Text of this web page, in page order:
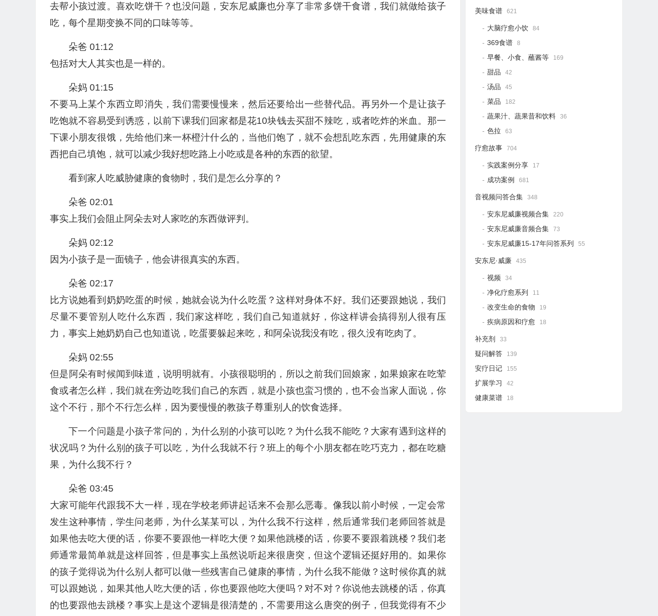
去帮小孩过渡。喜欢吃饼干？也没问题，安东尼威廉也分享了非常多饼干食谱，我们就做给孩子
吃，每个星期变换不同的口味等等。
朵爸 01:12
包括对大人其实也是一样的。
朵妈 01:15
不要马上某个东西立即消失，我们需要慢慢来，然后还要给出一些替代品。再另外一个是让孩子
吃饱就不容易受到诱惑，以前下课我们回家都是花10块钱去买甜不辣吃，或者吃炸的米血。那一
下课小朋友很饿，先给他们来一杯橙汁什么的，当他们饱了，就不会想乱吃东西，先用健康的东
西把自己填饱，就可以减少我好想吃路上小吃或是各种的东西的欲望。
看到家人吃威胁健康的食物时，我们是怎么分享的？
朵爸 02:01
事实上我们会阻止阿朵去对人家吃的东西做评判。
朵妈 02:12
因为小孩子是一面镜子，他会讲很真实的东西。
朵爸 02:17
比方说她看到奶奶吃蛋的时候，她就会说为什么吃蛋？这样对身体不好。我们还要跟她说，我们
尽量不要管别人吃什么东西，我们家这样吃，我们自己知道就好，你这样讲会搞得别人很有压
力，事实上她奶奶自己也知道说，吃蛋要躲起来吃，和阿朵说我没有吃，很久没有吃肉了。
朵妈 02:55
但是阿朵有时候闻到味道，说明明就有。小孩很聪明的，所以之前我们回娘家，如果娘家在吃荤
食或者怎么样，我们就在旁边吃我们自己的东西，就是小孩也蛮习惯的，也不会当家人面说，你
这个不行，那个不行怎么样，因为要慢慢的教孩子尊重别人的饮食选择。
下一个问题是小孩子常问的，为什么别的小孩可以吃？为什么我不能吃？大家有遇到这样的
状况吗？为什么别的孩子可以吃，为什么我就不行？班上的每个小朋友都在吃巧克力，都在吃糖
果，为什么我不行？
朵爸 03:45
大家可能年代跟我不大一样，现在学校老师讲起话来不会那么恶毒。像我以前小时候，一定会常
发生这种事情，学生问老师，为什么某某可以，为什么我不行这样，然后通常我们老师回答就是
如果他去吃大便的话，你要不要跟他一样吃大便？如果他跳楼的话，你要不要跟着跳楼？我们老
师通常最简单就是这样回答，但是事实上虽然说听起来很唐突，但这个逻辑还挺好用的。如果你
的孩子觉得说为什么别人都可以做一些残害自己健康的事情，为什么我不能做？这时候你真的就
可以跟她说，如果其他人吃大便的话，你也要跟他吃大便吗？对不对？你说他去跳楼的话，你真
的也要跟他去跳楼？事实上是这个逻辑是很清楚的，不需要用这么唐突的例子，但我觉得有不少
美味食谱 621
大脑疗愈小饮 84
369食谱 8
早餐、小食、蘸酱等 169
甜品 42
汤品 45
菜品 182
蔬果汁、蔬果昔和饮料 36
色拉 63
疗愈故事 704
实践案例分享 17
成功案例 681
音视频问答合集 348
安东尼威廉视频合集 220
安东尼威廉音频合集 73
安东尼威廉15-17年问答系列 55
安东尼·威廉 435
视频 34
净化疗愈系列 11
改变生命的食物 19
疾病原因和疗愈 18
补充剂 33
疑问解答 139
安疗日记 155
扩展学习 42
健康菜谱 18